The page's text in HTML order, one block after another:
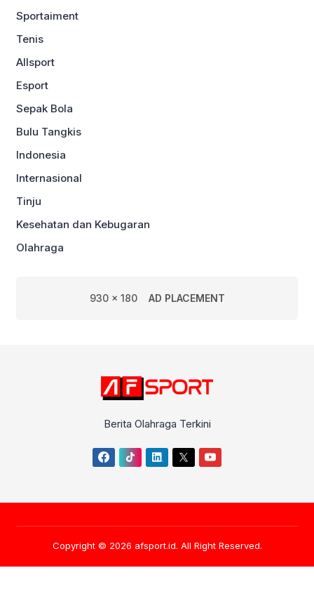
Sportaiment
Tenis
Allsport
Esport
Sepak Bola
Bulu Tangkis
Indonesia
Internasional
Tinju
Kesehatan dan Kebugaran
Olahraga
930 x 180 AD PLACEMENT
Berita Olahraga Terkini
Copyright © 2026 afsport.id. All Right Reserved.